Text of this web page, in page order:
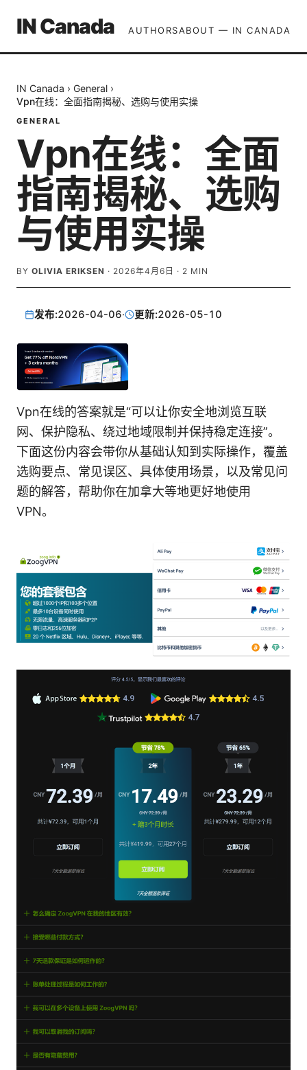
IN Canada AUTHORSABOUT — IN CANADA
IN Canada › General ›
Vpn在线：全面指南揭秘、选购与使用实操
GENERAL
Vpn在线：全面
指南揭秘、选购
与使用实操
BY OLIVIA ERIKSEN · 2026年4月6日 · 2 MIN
发布:2026-04-06· 更新:2026-05-10
Vpn在线的答案就是“可以让你安全地浏览互联
网、保护隐私、绕过地域限制并保持稳定连接”。
下面这份内容会带你从基础认知到实际操作，覆盖
选购要点、常见误区、具体使用场景，以及常见问
题的解答，帮助你在加拿大等地更好地使用
VPN。